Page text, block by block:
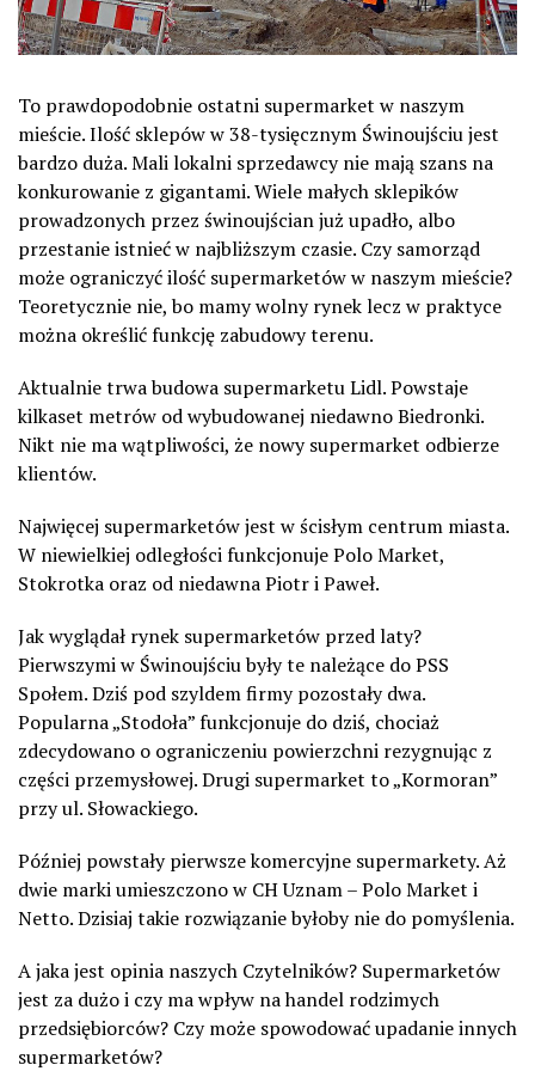
To prawdopodobnie ostatni supermarket w naszym
mieście. Ilość sklepów w 38-tysięcznym Świnoujściu jest
bardzo duża. Mali lokalni sprzedawcy nie mają szans na
konkurowanie z gigantami. Wiele małych sklepików
prowadzonych przez świnoujścian już upadło, albo
przestanie istnieć w najbliższym czasie. Czy samorząd
może ograniczyć ilość supermarketów w naszym mieście?
Teoretycznie nie, bo mamy wolny rynek lecz w praktyce
można określić funkcję zabudowy terenu.
Aktualnie trwa budowa supermarketu Lidl. Powstaje
kilkaset metrów od wybudowanej niedawno Biedronki.
Nikt nie ma wątpliwości, że nowy supermarket odbierze
klientów.
Najwięcej supermarketów jest w ścisłym centrum miasta.
W niewielkiej odległości funkcjonuje Polo Market,
Stokrotka oraz od niedawna Piotr i Paweł.
Jak wyglądał rynek supermarketów przed laty?
Pierwszymi w Świnoujściu były te należące do PSS
Społem. Dziś pod szyldem firmy pozostały dwa.
Popularna „Stodoła” funkcjonuje do dziś, chociaż
zdecydowano o ograniczeniu powierzchni rezygnując z
części przemysłowej. Drugi supermarket to „Kormoran”
przy ul. Słowackiego.
Później powstały pierwsze komercyjne supermarkety. Aż
dwie marki umieszczono w CH Uznam – Polo Market i
Netto. Dzisiaj takie rozwiązanie byłoby nie do pomyślenia.
A jaka jest opinia naszych Czytelników? Supermarketów
jest za dużo i czy ma wpływ na handel rodzimych
przedsiębiorców? Czy może spowodować upadanie innych
supermarketów?